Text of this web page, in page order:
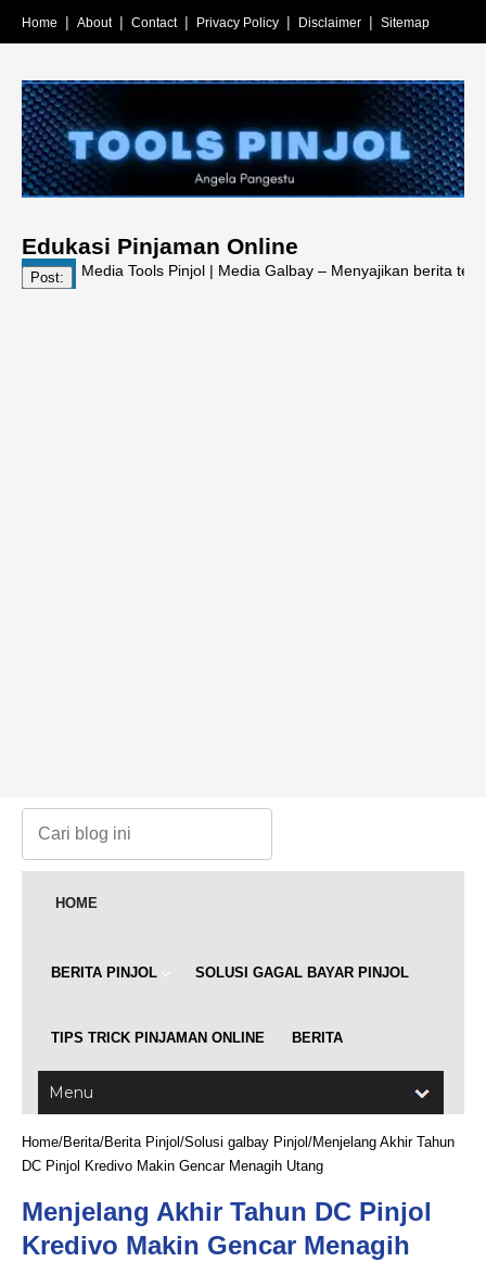
Home About Contact Privacy Policy Disclaimer Sitemap
Edukasi Pinjaman Online
Post:
Media Tools Pinjol | Media Galbay – Menyajikan berita terkini,
HOME
BERITA PINJOL SOLUSI GAGAL BAYAR PINJOL
TIPS TRICK PINJAMAN ONLINE BERITA
Home/Berita/Berita Pinjol /Solusi galbay Pinjol /Menjelang Akhir Tahun
DC Pinjol Kredivo Makin Gencar Menagih Utang
Menjelang Akhir Tahun DC Pinjol
Kredivo Makin Gencar Menagih